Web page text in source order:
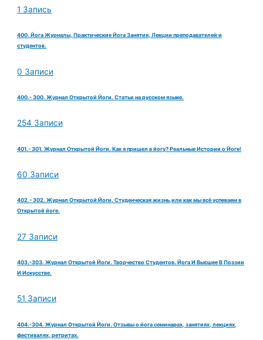
1 Запись
400. Йога Журналы, Практические Йога Занятия, Лекции преподавателей и
студентов.
0 Записи
400.- 300. Журнал Открытой Йоги. Статьи на русском языке.
254 Записи
401.- 301. Журнал Открытой Йоги. Как я пришел в йогу? Реальные Истории о Йоге!
60 Записи
402.- 302. Журнал Открытой Йоги. Студенческая жизнь,или как мы всё успеваем в
Открытой йоге.
27 Записи
403.-303. Журнал Открытой Йоги. Творчество Студентов. Йога И Высшее В Поэзии
И Искусстве.
51 Записи
404.-304. Журнал Открытой Йоги. Отзывы о йога семинарах, занятиях, лекциях,
фестивалях, ретритах.